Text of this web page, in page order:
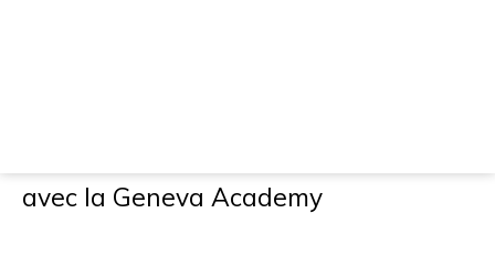
avec la Geneva Academy